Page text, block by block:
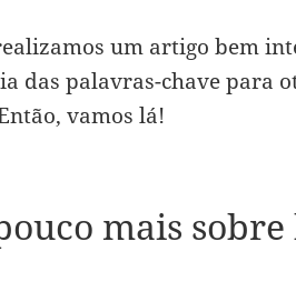
um artigo bem
das palavras-chave para
vamos lá!
mais sobre